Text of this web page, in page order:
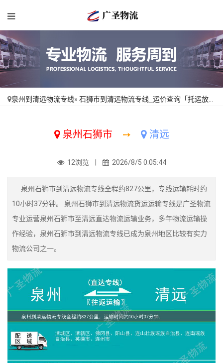
泉州到清远物流专线» 石狮市到清远物流专线_运价查询「托运放心」
泉州石狮市 ➙ 清远
12浏览 | 2026/8/5 0:05:44
泉州石狮市到清远物流专线全程约827公里，专线运输耗时约
10小时37分钟。 泉州石狮市到清远物流货运运输专线是广圣物流
专业运营泉州石狮市至清远直达物流运输业务，多年物流运输操
作经验，泉州石狮市到清远物流专线已成为泉州地区比较有实力
物流公司之一。